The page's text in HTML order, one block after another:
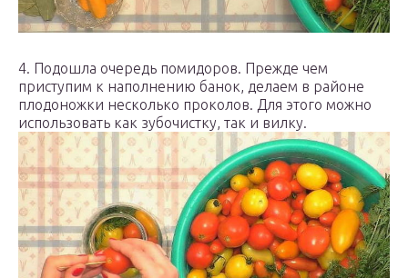
4. Подошла очередь помидоров. Прежде чем
приступим к наполнению банок, делаем в районе
плодоножки несколько проколов. Для этого можно
использовать как зубочистку, так и вилку.